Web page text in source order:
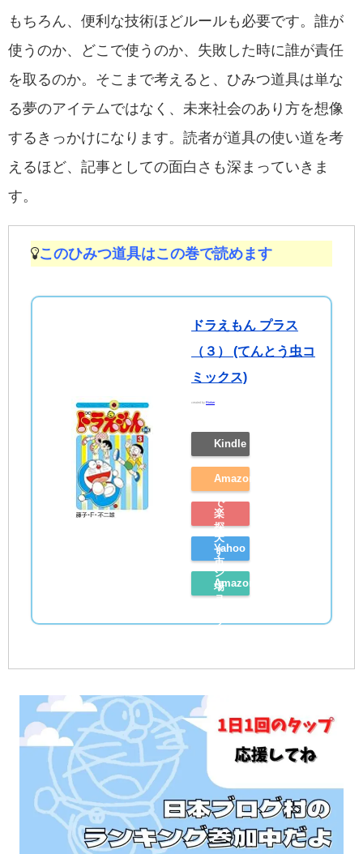
もちろん、便利な技術ほどルールも必要です。誰が
使うのか、どこで使うのか、失敗した時に誰が責任
を取るのか。そこまで考えると、ひみつ道具は単な
る夢のアイテムではなく、未来社会のあり方を想像
するきっかけになります。読者が道具の使い道を考
えるほど、記事としての面白さも深まっていきま
す。
このひみつ道具はこの巻で読めます
ドラえもん プラス
（３） (てんとう虫コ
ミックス)
created by Rinker
Kindle
Amazon
で
探
す
楽
天
市
場
Yahoo
シ
ョ
ッ
ン
で
Amazon
読